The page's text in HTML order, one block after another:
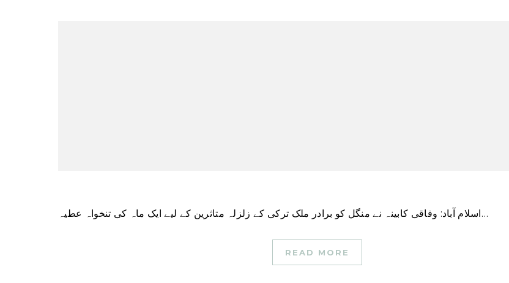
اسلام آباد: وفاقی کابینہ نے منگل کو برادر ملک ترکی کے زلزلہ متاثرین کے لیے ایک ماہ کی تنخواہ عطیہ…
READ MORE